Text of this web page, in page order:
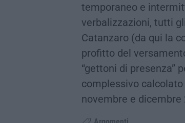
temporaneo e
verbalizzazioni, tutti
Catanzaro (da qui la
profitto del
“gettoni di presenza”
complessivo
novembre e dicembre